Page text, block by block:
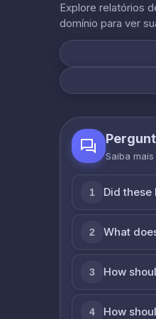
Explore relatórios
domínio para ver
Saiba
1 Did
2 What
3 How
4 How